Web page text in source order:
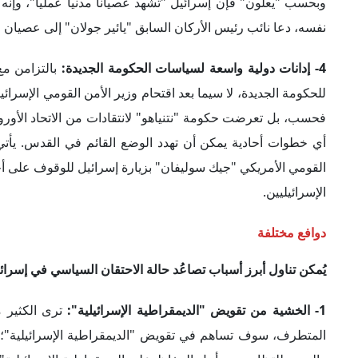
المتطرف، سوف تساهم في تقويض "الديمقراطية
كان الشعار الأكثر انتشاراً "ديمقراطية ديمقراطية"، و"بيبي
2- القلق من تسييس وشخصنة القضاء في إسرائيل:
تهدف
ما يُطلق عليه "خطة إصلاح" الجهاز القضائي في إسرائيل؛
القضاة وإعطاء الكنيست "شيكاً على بياض" لتمرير
المحكمة العليا لإلغاء القوانين التي تُعتبَر أنها تنتهك الحقوق
ويبدو أن خطوات نتنياهو الخاصة بالحد من سلطات المحكمة
بمقتضاه إعفاء رئيس الحكومة والوزراء والنواب من
3- التحذير من إلحاق ضرر عملياتي بأداء الجيش والشرطة:
ترى
والشرطة الإسرائيليين، لا سيما بعد تولي "إيتمار بن غفير"